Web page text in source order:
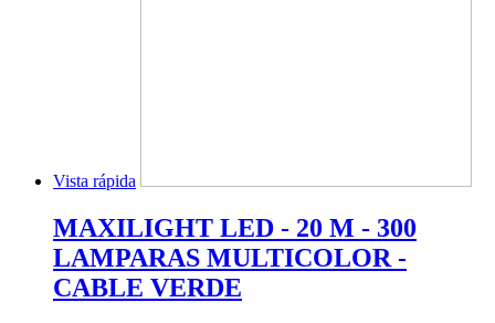
Vista rápida
MAXILIGHT LED - 20 M - 300
LAMPARAS MULTICOLOR -
CABLE VERDE